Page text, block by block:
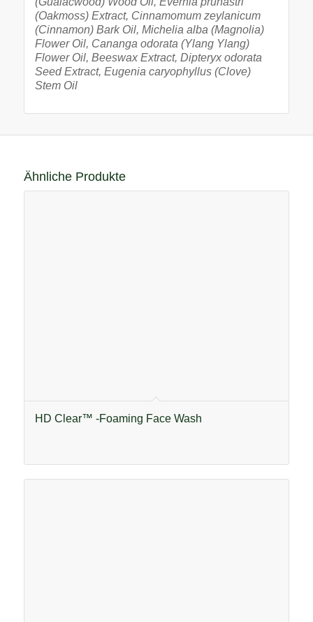
(Oakmoss) Extract, Cinnamomum zeylanicum
(Cinnamon) Bark Oil, Michelia alba (Magnolia)
Flower Oil, Cananga odorata (Ylang Ylang)
Flower Oil, Beeswax Extract, Dipteryx odorata
Seed Extract, Eugenia caryophyllus (Clove)
Stem Oil
Ähnliche Produkte
HD Clear™ -Foaming Face Wash